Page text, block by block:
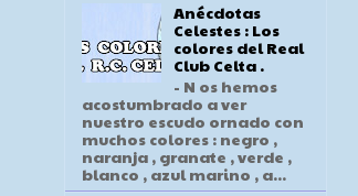
Anécdotas
Celestes : Los
colores del Real
Club Celta .
- N os hemos
acostumbrado a ver
nuestro escudo ornado con
muchos colores : negro ,
naranja , granate , verde ,
blanco , azul marino , a...